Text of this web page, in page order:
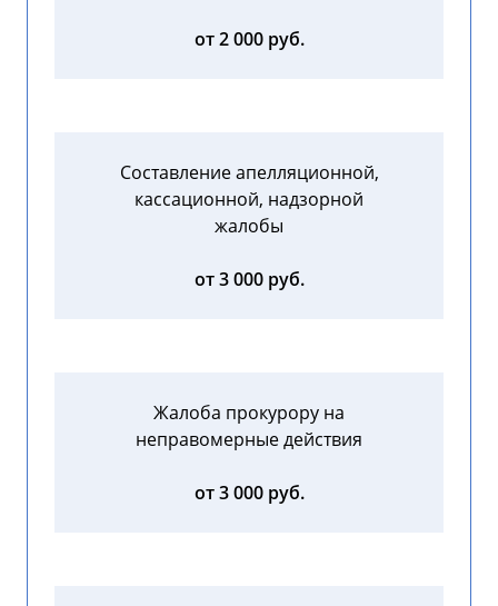
от 2 000 руб.
Составление апелляционной,
кассационной, надзорной
жалобы
от 3 000 руб.
Жалоба прокурору на
неправомерные действия
от 3 000 руб.